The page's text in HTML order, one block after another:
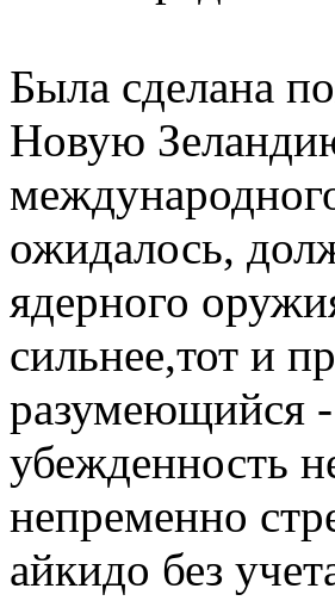
Была сделана
Новую
ожидалось,
ядерного
сильнее,тот и
разумеющийся -
убежденность
непременно
айкидо без